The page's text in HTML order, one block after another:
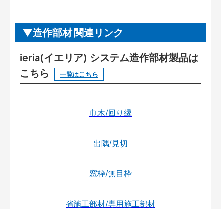
造作部材 関連リンク
ieria(イエリア) システム造作部材製品は
こちら
一覧はこちら
巾木/回り縁
出隅/見切
窓枠/無目枠
省施工部材/専用施工部材